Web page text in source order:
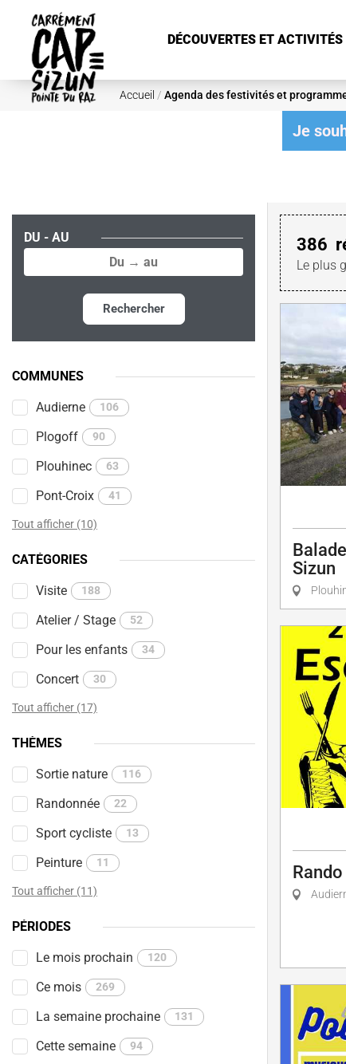
Aller au contenu principal
DÉCOUVERTES ET ACTIVITÉS
Accueil / Agenda des festivités et
Je
DU - AU
Rechercher
COMMUNES
Audierne 106
Plogoff 90
Plouhinec 63
Pont-Croix 41
Tout afficher (10)
CATÉGORIES
Visite 188
Atelier / Stage 52
Pour les enfants 34
Concert 30
Tout afficher (17)
THÈMES
Sortie nature 116
Randonnée 22
Sport cycliste 13
Peinture 11
Tout afficher (11)
PÉRIODES
Le mois prochain 120
Ce mois 269
La semaine prochaine 131
Cette semaine 94
386
Le plus
Sizun